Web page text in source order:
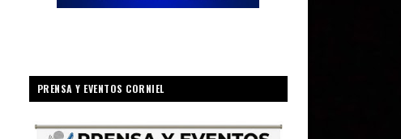
PRENSA Y EVENTOS CORNIEL